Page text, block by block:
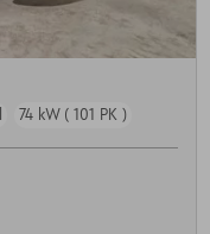
74 kW ( 101 PK )